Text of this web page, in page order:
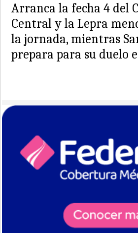
Arranca la fecha 4 del
Central y la Lepra
la jornada, mientras
prepara para su duelo